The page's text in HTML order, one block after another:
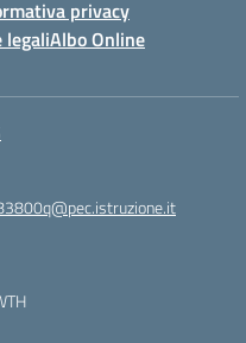
privacy
legaliAlbo Online